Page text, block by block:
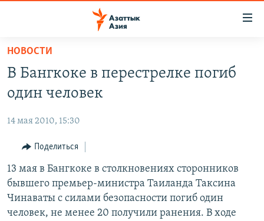
Вернуться
основному
содержанию
навигации
Вернутся
поиску
УЗБЕКИСТАН
ТАДЖИКИСТАН
НА ДРУГИХ ЯЗЫКАХ
ҚАЗАҚША
КЫРГЫЗЧА
ТОҶИКӢ
Все сайты РСЕ/РС
НОВОСТИ
В Бангкоке в перестрелке погиб
один человек
14 мая 2010, 15:30
Поделиться
13 мая в Бангкоке в столкновениях сторонников
бывшего премьер-министра Таиланда Таксина
Чинаваты с силами безопасности погиб один
человек, не менее 20 получили ранения. В ходе